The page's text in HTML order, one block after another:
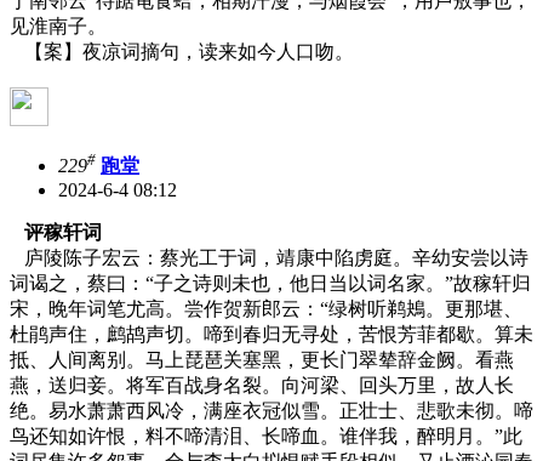
见淮南子。
【案】夜凉词摘句，读来如今人口吻。
229# 跑堂
2024-6-4 08:12
评稼轩词
庐陵陈子宏云：蔡光工于词，靖康中陷虏庭。辛幼安尝以诗
词谒之，蔡曰：“子之诗则未也，他日当以词名家。”故稼轩归
宋，晚年词笔尤高。尝作贺新郎云：“绿树听鹈鴂。更那堪、
杜鹃声住，鹧鸪声切。啼到春归无寻处，苦恨芳菲都歇。算未
抵、人间离别。马上琵琶关塞黑，更长门翠辇辞金阙。看燕
燕，送归妾。将军百战身名裂。向河梁、回头万里，故人长
绝。易水萧萧西风冷，满座衣冠似雪。正壮士、悲歌未彻。啼
鸟还知如许恨，料不啼清泪、长啼血。谁伴我，醉明月。”此